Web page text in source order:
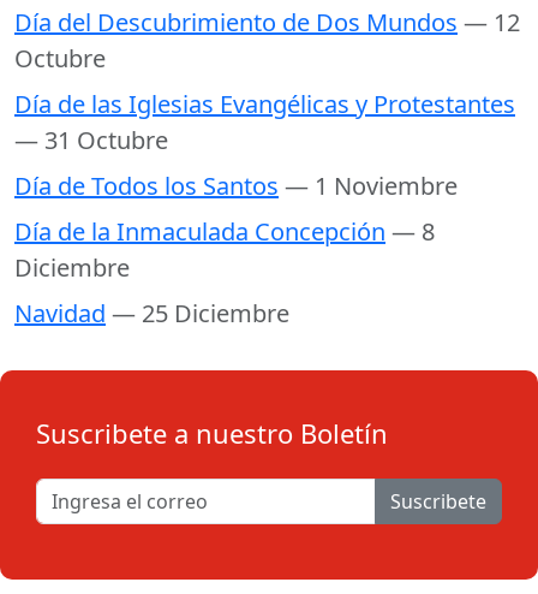
Día del Descubrimiento de Dos Mundos — 12
Octubre
Día de las Iglesias Evangélicas y Protestantes
— 31 Octubre
Día de Todos los Santos — 1 Noviembre
Día de la Inmaculada Concepción — 8
Diciembre
Navidad — 25 Diciembre
Suscribete a nuestro Boletín
Suscribete